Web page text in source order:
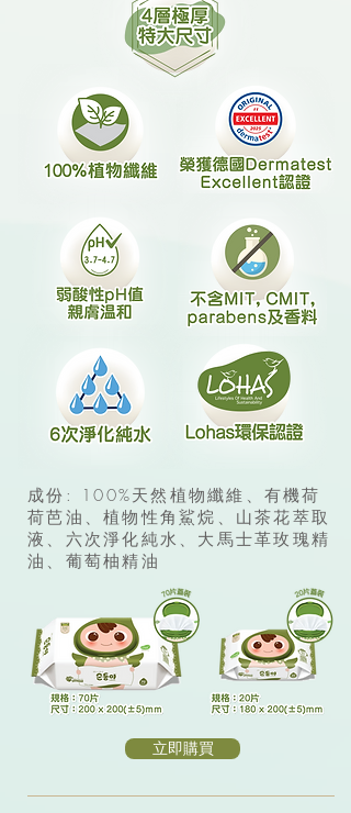
成份: 100%天然植物纖維、有機荷
荷芭油、植物性角鯊烷、山茶花萃取
液、六次淨化純水、大馬士革玫瑰精
油、葡萄柚精油
立即購買